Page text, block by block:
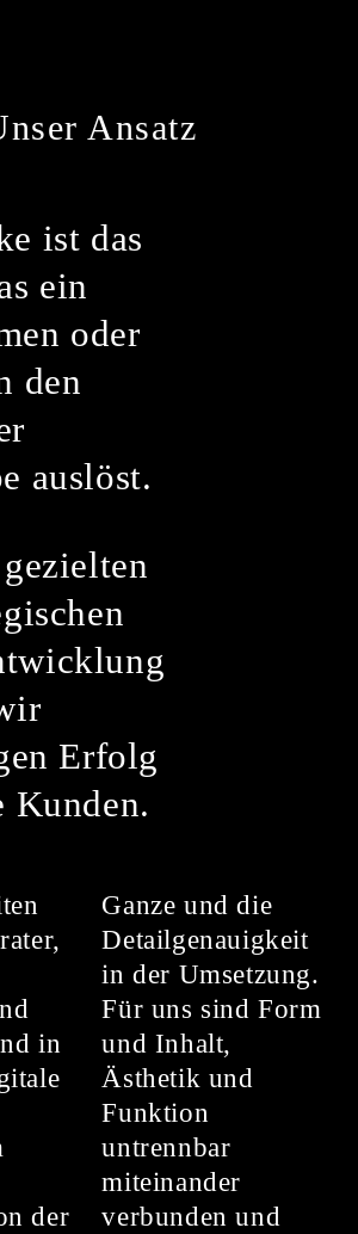
Ansatz
ist das
ein
oder
den
auslöst.
Erfolg
Kunden.
in
der
Ganze und die
Detailgenauigkeit
in der Umsetzung.
Für uns sind Form
und Inhalt,
Ästhetik und
Funktion
untrennbar
miteinander
verbunden und